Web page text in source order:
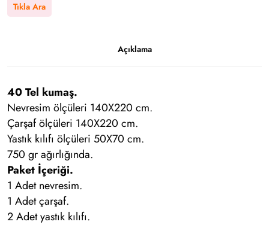
Tıkla Ara
Açıklama
40 Tel kumaş.
Nevresim ölçüleri 140X220 cm.
Çarşaf ölçüleri 140X220 cm.
Yastık kılıfı ölçüleri 50X70 cm.
750 gr ağırlığında.
Paket İçeriği.
1 Adet nevresim.
1 Adet çarşaf.
2 Adet yastık kılıfı.